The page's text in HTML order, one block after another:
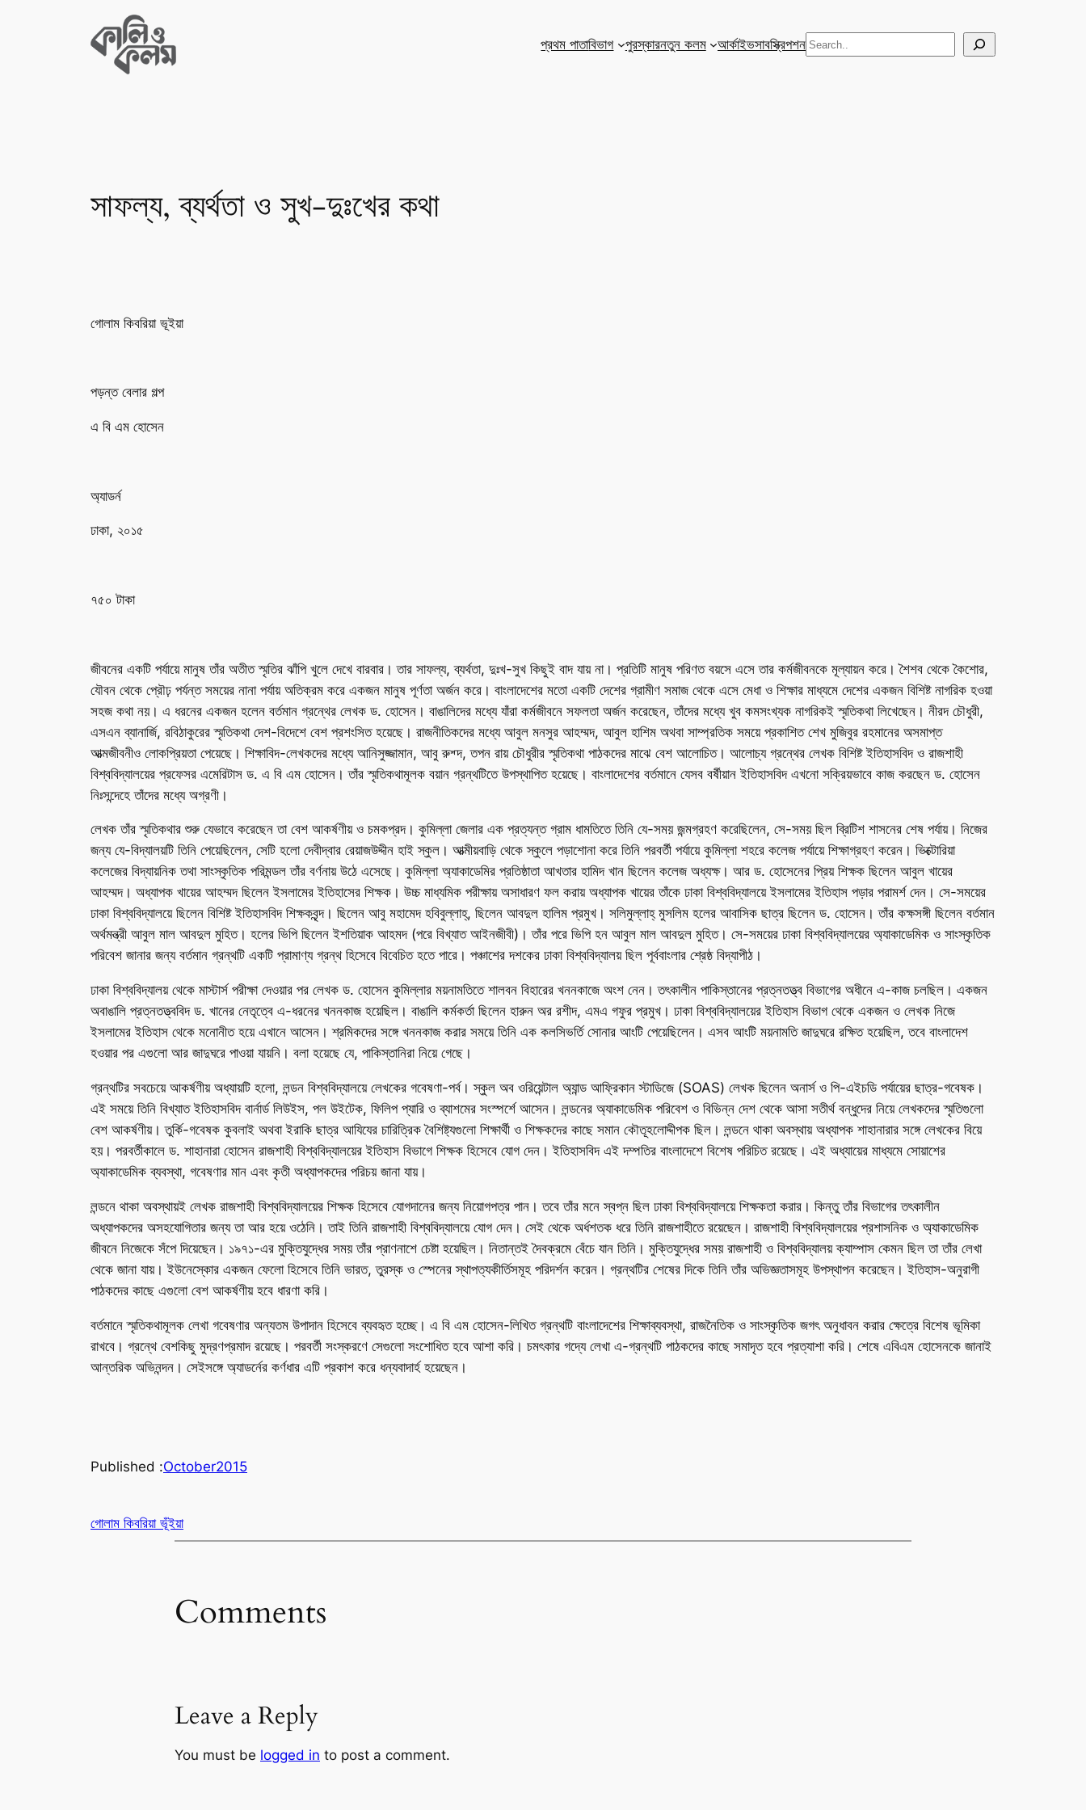
প্রথম পাতাবিভাগ পুরস্কারনতুন কলম আর্কাইভসাবস্ক্রিপশনSearch
সাফল্য, ব্যর্থতা ও সুখ-দুঃখের কথা
গোলাম কিবরিয়া ভূইয়া
পড়ন্ত বেলার গল্প
এ বি এম হোসেন
অ্যাডর্ন
ঢাকা, ২০১৫
৭৫০ টাকা
জীবনের একটি পর্যায়ে মানুষ তাঁর অতীত স্মৃতির ঝাঁপি খুলে দেখে বারবার। তার সাফল্য, ব্যর্থতা, দুঃখ-সুখ কিছুই বাদ যায় না। প্রতিটি মানুষ পরিণত বয়সে এসে তার কর্মজীবনকে মূল্যায়ন করে। শৈশব থেকে কৈশোর,
যৌবন থেকে প্রৌঢ় পর্যন্ত সময়ের নানা পর্যায় অতিক্রম করে একজন মানুষ পূর্ণতা অর্জন করে। বাংলাদেশের মতো একটি দেশের গ্রামীণ সমাজ থেকে এসে মেধা ও শিক্ষার মাধ্যমে দেশের একজন বিশিষ্ট নাগরিক হওয়া
সহজ কথা নয়। এ ধরনের একজন হলেন বর্তমান গ্রন্থের লেখক ড. হোসেন। বাঙালিদের মধ্যে যাঁরা কর্মজীবনে সফলতা অর্জন করেছেন, তাঁদের মধ্যে খুব কমসংখ্যক নাগরিকই স্মৃতিকথা লিখেছেন। নীরদ চৌধুরী,
এসএন ব্যানার্জি, রবিঠাকুরের স্মৃতিকথা দেশ-বিদেশে বেশ প্রশংসিত হয়েছে। রাজনীতিকদের মধ্যে আবুল মনসুর আহম্মদ, আবুল হাশিম অথবা সাম্প্রতিক সময়ে প্রকাশিত শেখ মুজিবুর রহমানের অসমাপ্ত
আত্মজীবনীও লোকপ্রিয়তা পেয়েছে। শিক্ষাবিদ-লেখকদের মধ্যে আনিসুজ্জামান, আবু রুশ্দ, তপন রায় চৌধুরীর স্মৃতিকথা পাঠকদের মাঝে বেশ আলোচিত। আলোচ্য গ্রন্থের লেখক বিশিষ্ট ইতিহাসবিদ ও রাজশাহী
বিশ্ববিদ্যালয়ের প্রফেসর এমেরিটাস ড. এ বি এম হোসেন। তাঁর স্মৃতিকথামূলক বয়ান গ্রন্থটিতে উপস্থাপিত হয়েছে। বাংলাদেশের বর্তমানে যেসব বর্ষীয়ান ইতিহাসবিদ এখনো সক্রিয়ভাবে কাজ করছেন ড. হোসেন
নিঃসন্দেহে তাঁদের মধ্যে অগ্রণী।
লেখক তাঁর স্মৃতিকথার শুরু যেভাবে করেছেন তা বেশ আকর্ষণীয় ও চমকপ্রদ। কুমিল্লা জেলার এক প্রত্যন্ত গ্রাম ধামতিতে তিনি যে-সময় জন্মগ্রহণ করেছিলেন, সে-সময় ছিল ব্রিটিশ শাসনের শেষ পর্যায়। নিজের
জন্য যে-বিদ্যালয়টি তিনি পেয়েছিলেন, সেটি হলো দেবীদ্বার রেয়াজউদ্দীন হাই স্কুল। আত্মীয়বাড়ি থেকে স্কুলে পড়াশোনা করে তিনি পরবর্তী পর্যায়ে কুমিল্লা শহরে কলেজ পর্যায়ে শিক্ষাগ্রহণ করেন। ভিক্টোরিয়া
কলেজের বিদ্যায়নিক তথা সাংস্কৃতিক পরিমন্ডল তাঁর বর্ণনায় উঠে এসেছে। কুমিল্লা অ্যাকাডেমির প্রতিষ্ঠাতা আখতার হামিদ খান ছিলেন কলেজ অধ্যক্ষ। আর ড. হোসেনের প্রিয় শিক্ষক ছিলেন আবুল খায়ের
আহম্মদ। অধ্যাপক খায়ের আহম্মদ ছিলেন ইসলামের ইতিহাসের শিক্ষক। উচ্চ মাধ্যমিক পরীক্ষায় অসাধারণ ফল করায় অধ্যাপক খায়ের তাঁকে ঢাকা বিশ্ববিদ্যালয়ে ইসলামের ইতিহাস পড়ার পরামর্শ দেন। সে-সময়ের
ঢাকা বিশ্ববিদ্যালয়ে ছিলেন বিশিষ্ট ইতিহাসবিদ শিক্ষকবৃন্দ। ছিলেন আবু মহামেদ হবিবুল্লাহ্, ছিলেন আবদুল হালিম প্রমুখ। সলিমুল্লাহ্ মুসলিম হলের আবাসিক ছাত্র ছিলেন ড. হোসেন। তাঁর কক্ষসঙ্গী ছিলেন বর্তমান
অর্থমন্ত্রী আবুল মাল আবদুল মুহিত। হলের ভিপি ছিলেন ইশতিয়াক আহমদ (পরে বিখ্যাত আইনজীবী)। তাঁর পরে ভিপি হন আবুল মাল আবদুল মুহিত। সে-সময়ের ঢাকা বিশ্ববিদ্যালয়ের অ্যাকাডেমিক ও সাংস্কৃতিক
পরিবেশ জানার জন্য বর্তমান গ্রন্থটি একটি প্রামাণ্য গ্রন্থ হিসেবে বিবেচিত হতে পারে। পঞ্চাশের দশকের ঢাকা বিশ্ববিদ্যালয় ছিল পূর্ববাংলার শ্রেষ্ঠ বিদ্যাপীঠ।
ঢাকা বিশ্ববিদ্যালয় থেকে মাস্টার্স পরীক্ষা দেওয়ার পর লেখক ড. হোসেন কুমিল্লার ময়নামতিতে শালবন বিহারের খননকাজে অংশ নেন। তৎকালীন পাকিস্তানের প্রত্নতত্ত্ব বিভাগের অধীনে এ-কাজ চলছিল। একজন
অবাঙালি প্রত্নতত্ত্ববিদ ড. খানের নেতৃত্বে এ-ধরনের খননকাজ হয়েছিল। বাঙালি কর্মকর্তা ছিলেন হারুন অর রশীদ, এমএ গফুর প্রমুখ। ঢাকা বিশ্ববিদ্যালয়ের ইতিহাস বিভাগ থেকে একজন ও লেখক নিজে
ইসলামের ইতিহাস থেকে মনোনীত হয়ে এখানে আসেন। শ্রমিকদের সঙ্গে খননকাজ করার সময়ে তিনি এক কলসিভর্তি সোনার আংটি পেয়েছিলেন। এসব আংটি ময়নামতি জাদুঘরে রক্ষিত হয়েছিল, তবে বাংলাদেশ
হওয়ার পর এগুলো আর জাদুঘরে পাওয়া যায়নি। বলা হয়েছে যে, পাকিস্তানিরা নিয়ে গেছে।
গ্রন্থটির সবচেয়ে আকর্ষণীয় অধ্যায়টি হলো, লন্ডন বিশ্ববিদ্যালয়ে লেখকের গবেষণা-পর্ব। স্কুল অব ওরিয়েন্টাল অ্যান্ড আফ্রিকান স্টাডিজে (SOAS) লেখক ছিলেন অনার্স ও পি-এইচডি পর্যায়ের ছাত্র-গবেষক।
এই সময়ে তিনি বিখ্যাত ইতিহাসবিদ বার্নার্ড লিউইস, পল উইটেক, ফিলিপ প্যারি ও ব্যাশমের সংস্পর্শে আসেন। লন্ডনের অ্যাকাডেমিক পরিবেশ ও বিভিন্ন দেশ থেকে আসা সতীর্থ বন্ধুদের নিয়ে লেখকদের স্মৃতিগুলো
বেশ আকর্ষণীয়। তুর্কি-গবেষক কুবলাই অথবা ইরাকি ছাত্র আযিযের চারিত্রিক বৈশিষ্ট্যগুলো শিক্ষার্থী ও শিক্ষকদের কাছে সমান কৌতূহলোদ্দীপক ছিল। লন্ডনে থাকা অবস্থায় অধ্যাপক শাহানারার সঙ্গে লেখকের বিয়ে
হয়। পরবর্তীকালে ড. শাহানারা হোসেন রাজশাহী বিশ্ববিদ্যালয়ের ইতিহাস বিভাগে শিক্ষক হিসেবে যোগ দেন। ইতিহাসবিদ এই দম্পতির বাংলাদেশে বিশেষ পরিচিত রয়েছে। এই অধ্যায়ের মাধ্যমে সোয়াশের
অ্যাকাডেমিক ব্যবস্থা, গবেষণার মান এবং কৃতী অধ্যাপকদের পরিচয় জানা যায়।
লন্ডনে থাকা অবস্থায়ই লেখক রাজশাহী বিশ্ববিদ্যালয়ের শিক্ষক হিসেবে যোগদানের জন্য নিয়োগপত্র পান। তবে তাঁর মনে স্বপ্ন ছিল ঢাকা বিশ্ববিদ্যালয়ে শিক্ষকতা করার। কিন্তু তাঁর বিভাগের তৎকালীন
অধ্যাপকদের অসহযোগিতার জন্য তা আর হয়ে ওঠেনি। তাই তিনি রাজশাহী বিশ্ববিদ্যালয়ে যোগ দেন। সেই থেকে অর্ধশতক ধরে তিনি রাজশাহীতে রয়েছেন। রাজশাহী বিশ্ববিদ্যালয়ের প্রশাসনিক ও অ্যাকাডেমিক
জীবনে নিজেকে সঁপে দিয়েছেন। ১৯৭১-এর মুক্তিযুদ্ধের সময় তাঁর প্রাণনাশে চেষ্টা হয়েছিল। নিতান্তই দৈবক্রমে বেঁচে যান তিনি। মুক্তিযুদ্ধের সময় রাজশাহী ও বিশ্ববিদ্যালয় ক্যাম্পাস কেমন ছিল তা তাঁর লেখা
থেকে জানা যায়। ইউনেস্কোর একজন ফেলো হিসেবে তিনি ভারত, তুরস্ক ও স্পেনের স্থাপত্যকীর্তিসমূহ পরিদর্শন করেন। গ্রন্থটির শেষের দিকে তিনি তাঁর অভিজ্ঞতাসমূহ উপস্থাপন করেছেন। ইতিহাস-অনুরাগী
পাঠকদের কাছে এগুলো বেশ আকর্ষণীয় হবে ধারণা করি।
বর্তমানে স্মৃতিকথামূলক লেখা গবেষণার অন্যতম উপাদান হিসেবে ব্যবহৃত হচ্ছে। এ বি এম হোসেন-লিখিত গ্রন্থটি বাংলাদেশের শিক্ষাব্যবস্থা, রাজনৈতিক ও সাংস্কৃতিক জগৎ অনুধাবন করার ক্ষেত্রে বিশেষ ভূমিকা
রাখবে। গ্রন্থে বেশকিছু মুদ্রণপ্রমাদ রয়েছে। পরবর্তী সংস্করণে সেগুলো সংশোধিত হবে আশা করি। চমৎকার গদ্যে লেখা এ-গ্রন্থটি পাঠকদের কাছে সমাদৃত হবে প্রত্যাশা করি। শেষে এবিএম হোসেনকে জানাই
আন্তরিক অভিনন্দন। সেইসঙ্গে অ্যাডর্নের কর্ণধার এটি প্রকাশ করে ধন্যবাদার্হ হয়েছেন।
Published :October2015
গোলাম কিবরিয়া ভূঁইয়া
Comments
Leave a Reply
You must be logged in to post a comment.